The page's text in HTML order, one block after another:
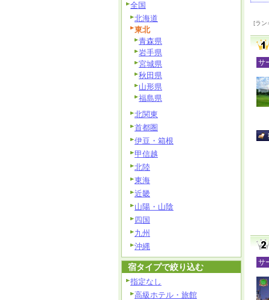
[ラン
サ
サ
全国
北海道
東北
青森県
岩手県
宮城県
秋田県
山形県
福島県
北関東
首都圏
伊豆・箱根
甲信越
北陸
東海
近畿
山陽・山陰
四国
九州
沖縄
宿タイプで絞り込む
指定なし
高級ホテル・旅館